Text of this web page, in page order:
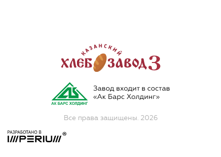
Все права защищены. 2026